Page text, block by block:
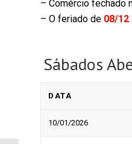
– Comércio fechado
– O feriado de 08/12
Sábados
DATA
10/01/2026